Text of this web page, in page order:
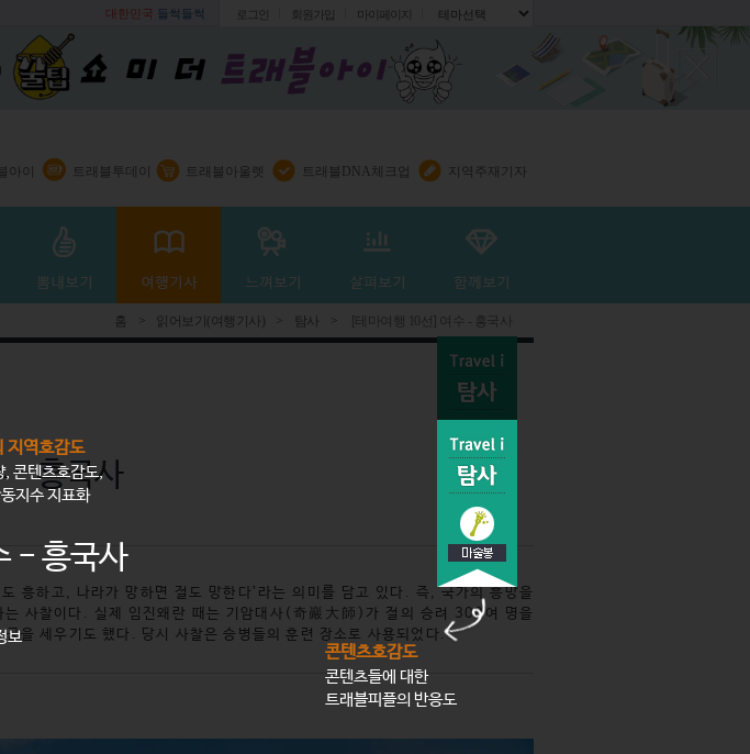
대한민국 들썩들썩 로그인 회원가입 마이페이지
아이 트래블투데이 트래블아울렛 트래블DNA체크업 지역주재기자
홈 > 읽어보기(여행기사) > 탐사 > [테마여행 10선] 여수 - 흥국사
- 흥국사
흥하고, 나라가 망하면 절도 망한다’라는 의미를 담고 있다. 즉, 국가의 흥망을
는 사찰이다. 실제 임진왜란 때는 기암대사(奇巖大師)가 절의 승려 300여 명을
을 세우기도 했다. 당시 사찰은 승병들의 훈련 장소로 사용되었다.
- 흥국사
지역호감도
, 콘텐츠호감도,
지수 지표화
보
콘텐츠호감도
콘텐츠들에 대한
트래블피플의 반응도